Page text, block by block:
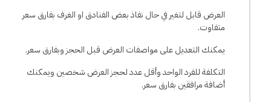
العرض قابل لتغير في حال نفاذ بعض الفنادق او الغرف بفارق سعر
متفاوت.
يمكنك التعديل على مواصفات العرض قبل الحجز وبفارق سعر.
التكلفة للفرد الواحد وأقل عدد لحجز العرض شخصين ويمكنك
أضافة مرافقين بفارق سعر.